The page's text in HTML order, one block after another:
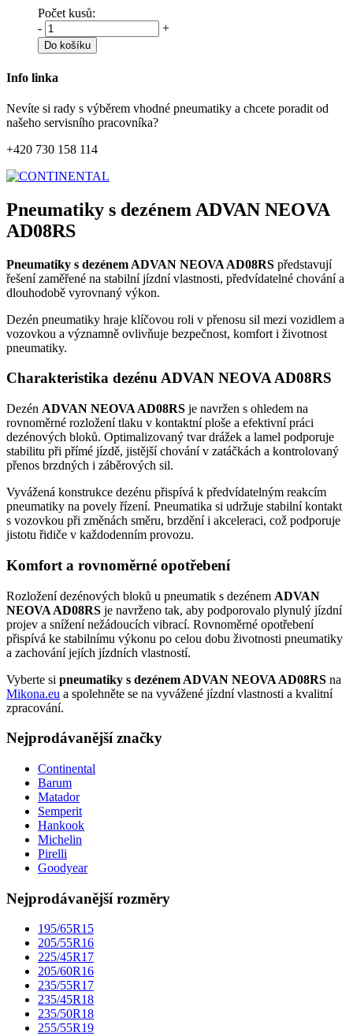
Počet kusů:
-
+
Do košíku
Info linka
Nevíte si rady s výběrem vhodné pneumatiky a chcete poradit od
našeho servisního pracovníka?
+420 730 158 114
Pneumatiky s dezénem ADVAN NEOVA
AD08RS
Pneumatiky s dezénem ADVAN NEOVA AD08RS představují
řešení zaměřené na stabilní jízdní vlastnosti, předvídatelné chování a
dlouhodobě vyrovnaný výkon.
Dezén pneumatiky hraje klíčovou roli v přenosu sil mezi vozidlem a
vozovkou a významně ovlivňuje bezpečnost, komfort i životnost
pneumatiky.
Charakteristika dezénu ADVAN NEOVA AD08RS
Dezén ADVAN NEOVA AD08RS je navržen s ohledem na
rovnoměrné rozložení tlaku v kontaktní ploše a efektivní práci
dezénových bloků. Optimalizovaný tvar drážek a lamel podporuje
stabilitu při přímé jízdě, jistější chování v zatáčkách a kontrolovaný
přenos brzdných i záběrových sil.
Vyvážená konstrukce dezénu přispívá k předvídatelným reakcím
pneumatiky na povely řízení. Pneumatika si udržuje stabilní kontakt
s vozovkou při změnách směru, brzdění i akceleraci, což podporuje
jistotu řidiče v každodenním provozu.
Komfort a rovnoměrné opotřebení
Rozložení dezénových bloků u pneumatik s dezénem ADVAN
NEOVA AD08RS je navrženo tak, aby podporovalo plynulý jízdní
projev a snížení nežádoucích vibrací. Rovnoměrné opotřebení
přispívá ke stabilnímu výkonu po celou dobu životnosti pneumatiky
a zachování jejích jízdních vlastností.
Vyberte si pneumatiky s dezénem ADVAN NEOVA AD08RS na
Mikona.eu a spolehněte se na vyvážené jízdní vlastnosti a kvalitní
zpracování.
Nejprodávanější značky
Continental
Barum
Matador
Semperit
Hankook
Michelin
Pirelli
Goodyear
Nejprodávanější rozměry
195/65R15
205/55R16
225/45R17
205/60R16
235/55R17
235/45R18
235/50R18
255/55R19